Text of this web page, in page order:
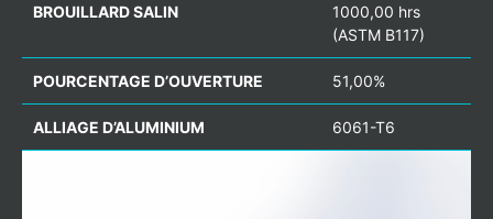
BROUILLARD SALIN
1000,00 hrs
(ASTM B117)
POURCENTAGE D’OUVERTURE 51,00%
ALLIAGE D’ALUMINIUM 6061-T6